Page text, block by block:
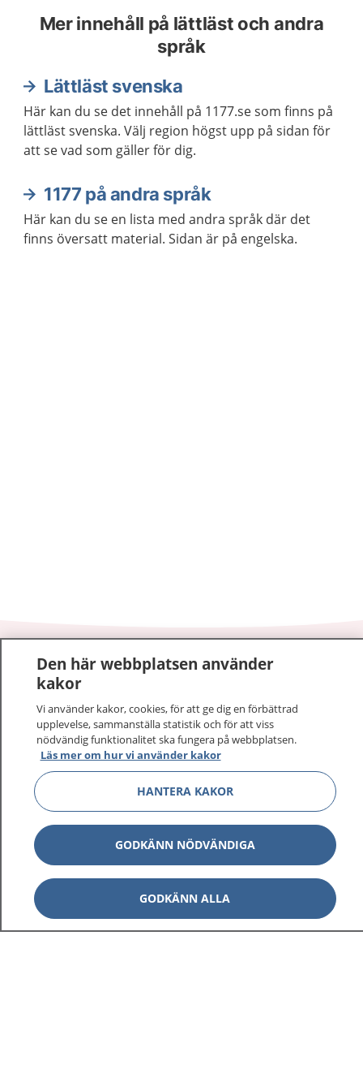
Mer innehåll på lättläst och andra
språk
Lättläst svenska
Här kan du se det innehåll på 1177.se som finns på
lättläst svenska. Välj region högst upp på sidan för
att se vad som gäller för dig.
1177 på andra språk
Här kan du se en lista med andra språk där det
finns översatt material. Sidan är på engelska.
1177–tryggt om din hälsa och vård
På 1177.se får du råd om hälsa och information om
sjukdomar och vilka mottagningar du kan kontakta.
Logga in för att läsa din journal och göra dina
vårdärenden. Ring telefonnummer 1177 för
sjukvårdsrådgivning dygnet runt.
1177 ger dig råd när du vill må bättre.
1177 på flera språk Visa
Den här webbplatsen använder
kakor
Vi använder kakor, cookies, för att ge dig en förbättrad
upplevelse, sammanställa statistik och för att viss
nödvändig funktionalitet ska fungera på webbplatsen.
Läs mer om hur vi använder kakor
HANTERA KAKOR
GODKÄNN NÖDVÄNDIGA
GODKÄNN ALLA